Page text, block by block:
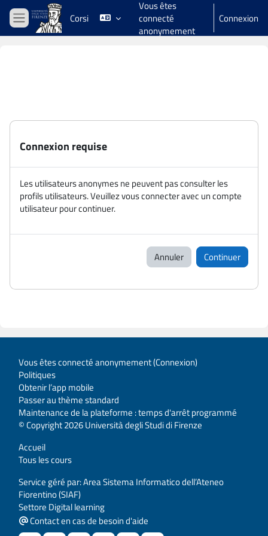
Passer au contenu principal
Panneau latéral
Corsi
Vous êtes
connecté
anonymement
Connexion
Connexion requise
Les utilisateurs anonymes ne peuvent pas consulter les
profils utilisateurs. Veuillez vous connecter avec un compte
utilisateur pour continuer.
Annuler Continuer
Vous êtes connecté anonymement (Connexion)
Politiques
Obtenir l’app mobile
Passer au thème standard
Maintenance de la plateforme : temps d'arrêt programmé
© Copyright 2026 Università degli Studi di Firenze
Accueil
Tous les cours
Service géré par: Area Sistema Informatico dell’Ateneo
Fiorentino (SIAF)
Settore Digital learning
Contact en cas de besoin d'aide